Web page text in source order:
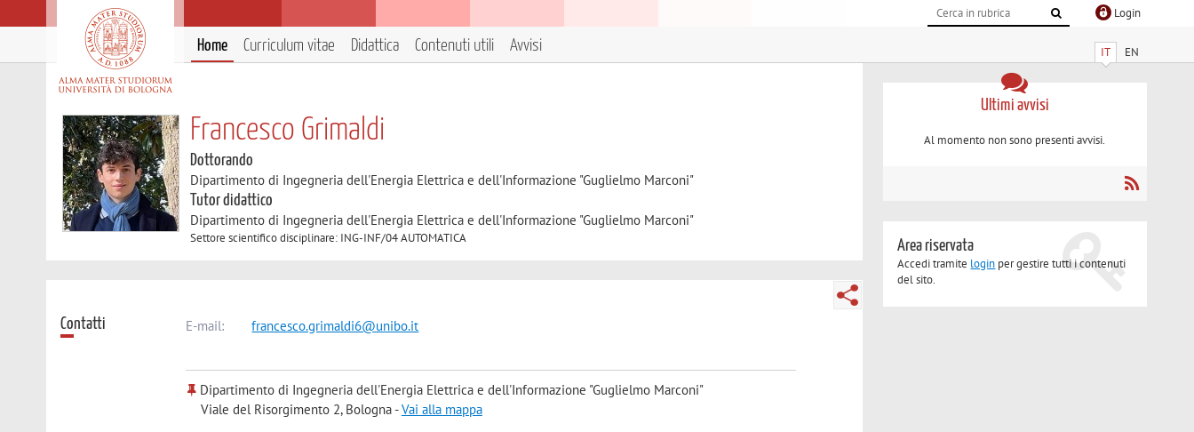
Login
IT EN
Home Curriculum vitae Didattica Contenuti utili Avvisi
Francesco Grimaldi
Dottorando
Dipartimento di Ingegneria dell'Energia Elettrica e dell'Informazione "Guglielmo Marconi"
Tutor didattico
Dipartimento di Ingegneria dell'Energia Elettrica e dell'Informazione "Guglielmo Marconi"
Settore scientifico disciplinare: ING-INF/04 AUTOMATICA
Contatti E-mail: francesco.grimaldi6@unibo.it
Dipartimento di Ingegneria dell'Energia Elettrica e dell'Informazione "Guglielmo Marconi"
Viale del Risorgimento 2, Bologna -Vai alla mappa
Ultimi avvisi
Al momento non sono presenti avvisi.
Area riservata
Accedi tramite login per gestire tutti i contenuti
del sito.